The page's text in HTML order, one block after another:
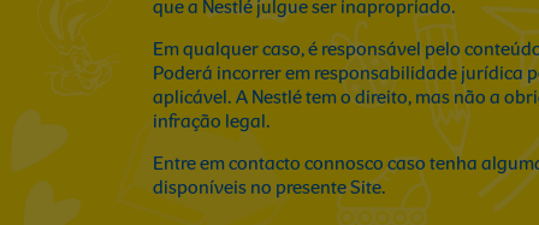
que a Nestlé julgue ser inapropriado.
Em qualquer caso, é responsável pelo
Poderá incorrer em responsabilidade jurídica
aplicável. A Nestlé tem o direito, mas não a
infração legal.
Entre em contacto connosco caso tenha
disponíveis no presente Site.